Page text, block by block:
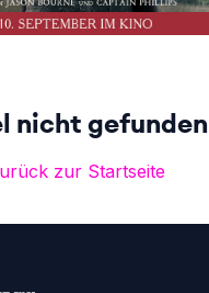
nicht gefunden
zur Startseite